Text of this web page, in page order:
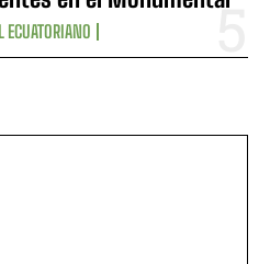
ECUATORIANO